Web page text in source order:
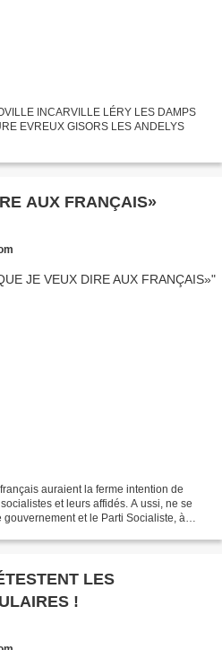
INCARVILLE LÉRY LES DAMPS
EVREUX GISORS LES ANDELYS
AUX FRANÇAIS»
auraient la ferme intention de
et leurs affidés. A ussi, ne se
et le Parti Socialiste, à
LES
!